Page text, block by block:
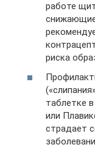
работе
риска
таблетке
или
страдает